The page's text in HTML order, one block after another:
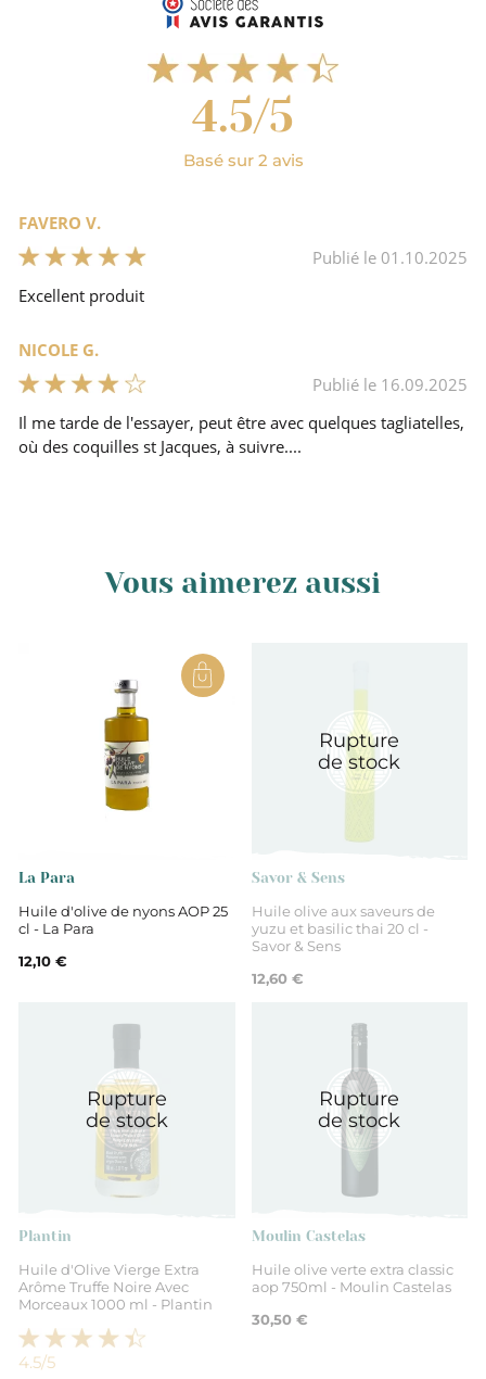
Provence-Alpes-Côte d'Azur
Vaucluse
4.5/5
Basé sur 2 avis
FAVERO V.
Publié le 01.10.2025
Excellent produit
NICOLE G.
Publié le 16.09.2025
Il me tarde de l'essayer, peut être avec quelques tagliatelles,
où des coquilles st Jacques, à suivre....
Vous aimerez aussi
La Para
Huile d'olive de nyons AOP 25
cl - La Para
12,10 €
Rupture
de stock
Savor & Sens
Huile olive aux saveurs de
yuzu et basilic thai 20 cl -
Savor & Sens
12,60 €
Rupture
de stock
Plantin
Huile d'Olive Vierge Extra
Arôme Truffe Noire Avec
Morceaux 1000 ml - Plantin
4.5/5
Rupture
de stock
Moulin Castelas
Huile olive verte extra classic
aop 750ml - Moulin Castelas
30,50 €